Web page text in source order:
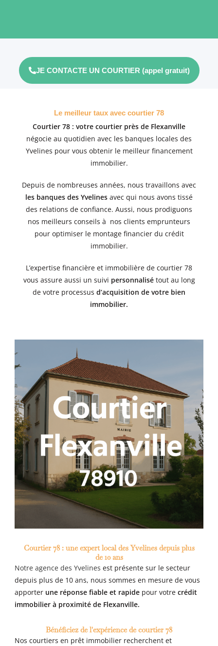
JE CONTACTE UN COURTIER (appel gratuit)
Le meilleur taux avec courtier 78
Courtier 78 : votre courtier près de Flexanville
négocie au quotidien avec les banques locales des
Yvelines pour vous obtenir le meilleur financement
immobilier.
Depuis de nombreuses années, nous travaillons avec
les banques des Yvelines avec qui nous avons tissé
des relations de confiance. Aussi, nous prodiguons
nos meilleurs conseils à nos clients emprunteurs
pour optimiser le montage financier du crédit
immobilier.
L’expertise financière et immobilière de courtier 78
vous assure aussi un suivi personnalisétout au long
de votre processus d’acquisition de votre bien
immobilier.
Courtier 78 : une expert local des Yvelines depuis plus
de 10 ans
Notre agence des Yvelines est présente sur le secteur
depuis plus de 10 ans, nous sommes en mesure de vous
apporter une réponse fiable et rapide pour votre crédit
immobilier à proximité de Flexanville.
Bénéficiez de l'expérience de courtier 78
Nos courtiers en prêt immobilier recherchent et